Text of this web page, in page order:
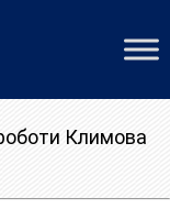
Климова